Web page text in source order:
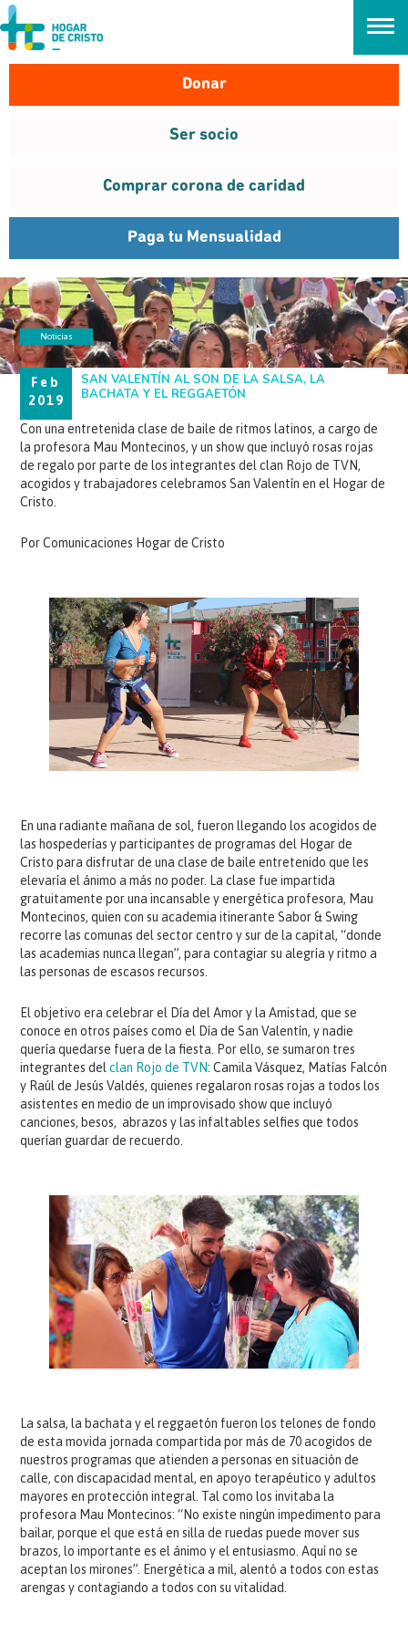
займ онлайн без проверок
Donar
Ser socio
Comprar corona de caridad
Paga tu Mensualidad
INVOLÚCRATE
Noticias
Feb
2019
SAN VALENTÍN AL SON DE LA SALSA, LA
BACHATA Y EL REGGAETÓN
Con una entretenida clase de baile de ritmos latinos, a cargo de
la profesora Mau Montecinos, y un show que incluyó rosas rojas
de regalo por parte de los integrantes del clan Rojo de TVN,
acogidos y trabajadores celebramos San Valentín en el Hogar de
Cristo.
Por Comunicaciones Hogar de Cristo
En una radiante mañana de sol, fueron llegando los acogidos de
las hospederías y participantes de programas del Hogar de
Cristo para disfrutar de una clase de baile entretenido que les
elevaría el ánimo a más no poder. La clase fue impartida
gratuitamente por una incansable y energética profesora, Mau
Montecinos, quien con su academia itinerante Sabor & Swing
recorre las comunas del sector centro y sur de la capital, “donde
las academias nunca llegan”, para contagiar su alegría y ritmo a
las personas de escasos recursos.
El objetivo era celebrar el Día del Amor y la Amistad, que se
conoce en otros países como el Día de San Valentín, y nadie
quería quedarse fuera de la fiesta. Por ello, se sumaron tres
integrantes delclan Rojo de TVN: Camila Vásquez, Matías Falcón
y Raúl de Jesús Valdés, quienes regalaron rosas rojas a todos los
asistentes en medio de un improvisado show que incluyó
canciones, besos, abrazos y las infaltables selfies que todos
querían guardar de recuerdo.
La salsa, la bachata y el reggaetón fueron los telones de fondo
de esta movida jornada compartida por más de 70 acogidos de
nuestros programas que atienden a personas en situación de
calle, con discapacidad mental, en apoyo terapéutico y adultos
mayores en protección integral. Tal como los invitaba la
profesora Mau Montecinos: “No existe ningún impedimento para
bailar, porque el que está en silla de ruedas puede mover sus
brazos, lo importante es el ánimo y el entusiasmo. Aquí no se
aceptan los mirones”. Energética a mil, alentó a todos con estas
arengas y contagiando a todos con su vitalidad.